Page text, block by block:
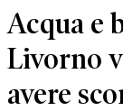
Acqua e
Livorno
avere